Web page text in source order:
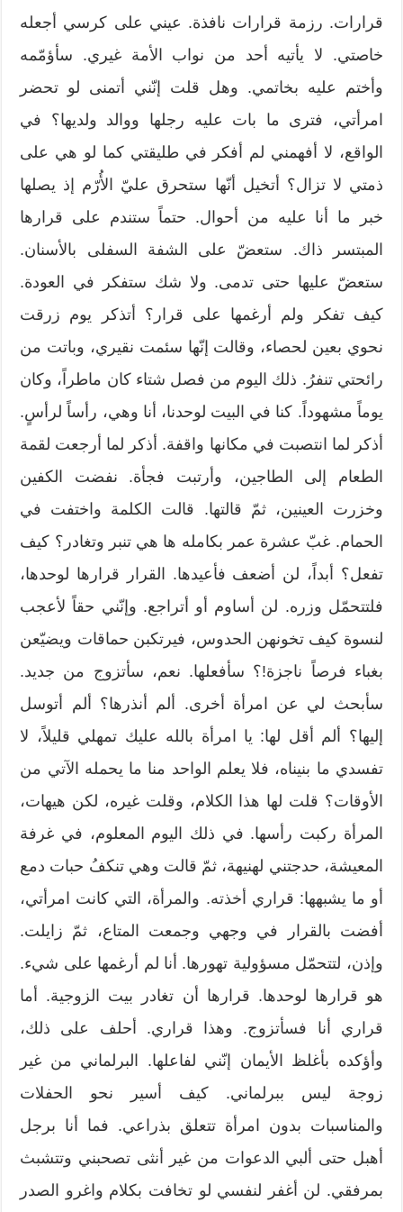
قرارات. رزمة قرارات نافذة. عيني على كرسي أجعله
خاصتي. لا يأتيه أحد من نواب الأمة غيري. سأؤمّمه
وأختم عليه بخاتمي. وهل قلت إنّني أتمنى لو تحضر
امرأتي، فترى ما بات عليه رجلها ووالد ولديها؟ في
الواقع، لا أفهمني لم أفكر في طليقتي كما لو هي على
ذمتي لا تزال؟ أتخيل أنّها ستحرق عليّ الأُرّم إذ يصلها
خبر ما أنا عليه من أحوال. حتماً ستندم على قرارها
المبتسر ذاك. ستعضّ على الشفة السفلى بالأسنان.
ستعضّ عليها حتى تدمى. ولا شك ستفكر في العودة.
كيف تفكر ولم أرغمها على قرار؟ أتذكر يوم زرقت
نحوي بعين لحصاء، وقالت إنّها سئمت نقيري، وباتت من
رائحتي تنفرُ. ذلك اليوم من فصل شتاء كان ماطراً، وكان
يوماً مشهوداً. كنا في البيت لوحدنا، أنا وهي، رأساً لرأسٍ.
أذكر لما انتصبت في مكانها واقفة. أذكر لما أرجعت لقمة
الطعام إلى الطاجين، وأرتبت فجأة. نفضت الكفين
وخزرت العينين، ثمّ قالتها. قالت الكلمة واختفت في
الحمام. غبّ عشرة عمر بكامله ها هي تنبر وتغادر؟ كيف
تفعل؟ أبداً، لن أضعف فأعيدها. القرار قرارها لوحدها،
فلتتحمّل وزره. لن أساوم أو أتراجع. وإنّني حقاً لأعجب
لنسوة كيف تخونهن الحدوس، فيرتكبن حماقات ويضيّعن
بغباء فرصاً ناجزة!؟ سأفعلها. نعم، سأتزوج من جديد.
سأبحث لي عن امرأة أخرى. ألم أنذرها؟ ألم أتوسل
إليها؟ ألم أقل لها: يا امرأة بالله عليك تمهلي قليلاً، لا
تفسدي ما بنيناه، فلا يعلم الواحد منا ما يحمله الآتي من
الأوقات؟ قلت لها هذا الكلام، وقلت غيره، لكن هيهات،
المرأة ركبت رأسها. في ذلك اليوم المعلوم، في غرفة
المعيشة، حدجتني لهنيهة، ثمّ قالت وهي تنكفُ حبات دمع
أو ما يشبهها: قراري أخذته. والمرأة، التي كانت امرأتي،
أفضت بالقرار في وجهي وجمعت المتاع، ثمّ زايلت.
وإذن، لتتحمّل مسؤولية تهورها. أنا لم أرغمها على شيء.
هو قرارها لوحدها. قرارها أن تغادر بيت الزوجية. أما
قراري أنا فسأتزوج. وهذا قراري. أحلف على ذلك،
وأؤكده بأغلظ الأيمان إنّني لفاعلها. البرلماني من غير
زوجة ليس ببرلماني. كيف أسير نحو الحفلات
والمناسبات بدون امرأة تتعلق بذراعي. فما أنا برجل
أهبل حتى ألبي الدعوات من غير أنثى تصحبني وتتشبث
بمرفقي. لن أغفر لنفسي لو تخافت بكلام واغرو الصدر